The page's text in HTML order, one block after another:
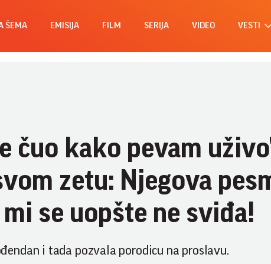
ŠEMA EMISIJA FILM SERIJA VIDEO VESTI
čuo kako pevam
zetu: Njegova
se uopšte ne sviđa!
i tada pozvala porodicu na proslavu.